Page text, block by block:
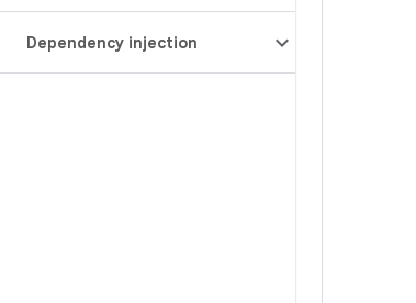
Dependency injection